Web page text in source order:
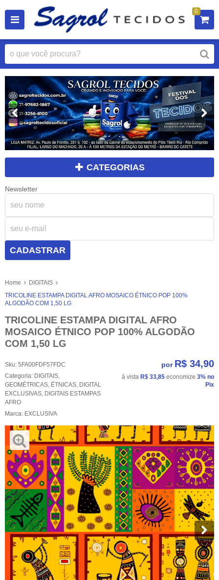
0
CATEGORIAS
Newsletter
CADASTRAR
Home
DIGITAIS
TRICOLINE ESTAMPA DIGITAL AFRO MOSAICO ÉTNICO POP 100%
ALGODÃO COM 1,50 LG
TRICOLINE ESTAMPA DIGITAL AFRO
MOSAICO ÉTNICO POP 100% ALGODÃO
COM 1,50 LG
Sku: 5FA00FDF57FDC
Categoria: DIGITAIS,
GEOMÉTRICAS, ÉTNICAS, DIGITAL
EXCLUSIVAS, DIGITAIS ESTAMPAS
AFRO
Marca: EXCLUSIVA
por R$ 34,90
à vista R$ 33,85 economize 3% no
Pix